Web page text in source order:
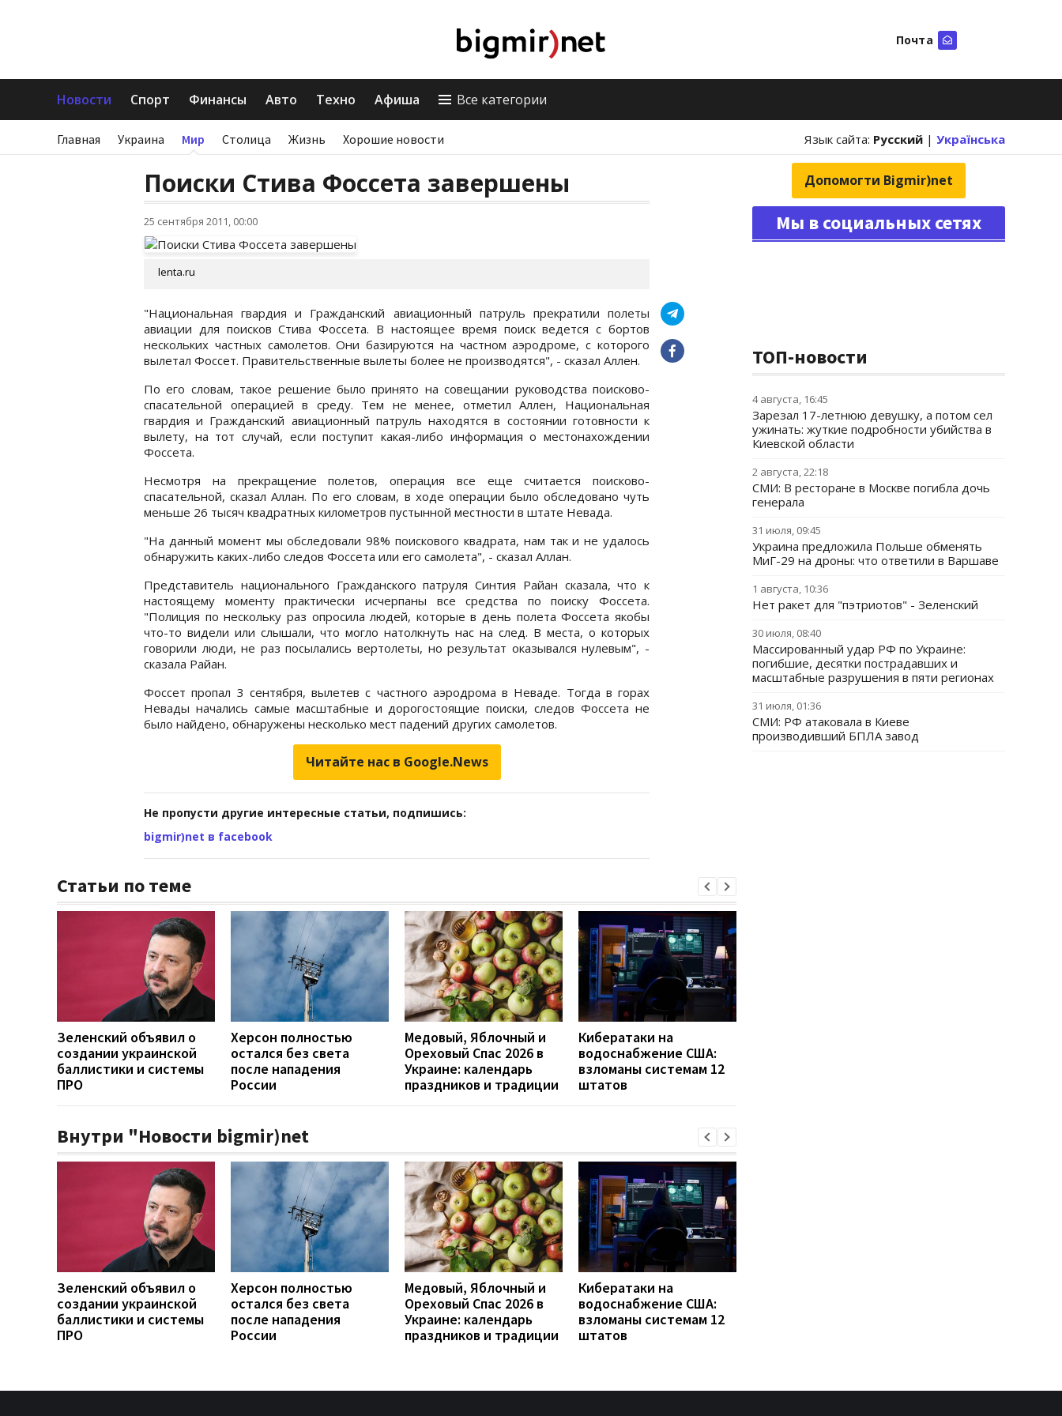
Почта
Новости Спорт Финансы Авто Техно Афиша Все категории
Главная Украина Мир Столица Жизнь Хорошие новости Язык сайта: Русский | Українська
Поиски Стива Фоссета завершены
25 сентября 2011, 00:00
lenta.ru
"Национальная гвардия и Гражданский авиационный патруль прекратили полеты
авиации для поисков Стива Фоссета. В настоящее время поиск ведется с бортов
нескольких частных самолетов. Они базируются на частном аэродроме, с которого
вылетал Фоссет. Правительственные вылеты более не производятся", - сказал Аллен.
По его словам, такое решение было принято на совещании руководства поисково-
спасательной операцией в среду. Тем не менее, отметил Аллен, Национальная
гвардия и Гражданский авиационный патруль находятся в состоянии готовности к
вылету, на тот случай, если поступит какая-либо информация о местонахождении
Фоссета.
Несмотря на прекращение полетов, операция все еще считается поисково-
спасательной, сказал Аллан. По его словам, в ходе операции было обследовано чуть
меньше 26 тысяч квадратных километров пустынной местности в штате Невада.
"На данный момент мы обследовали 98% поискового квадрата, нам так и не удалось
обнаружить каких-либо следов Фоссета или его самолета", - сказал Аллан.
Представитель национального Гражданского патруля Синтия Райан сказала, что к
настоящему моменту практически исчерпаны все средства по поиску Фоссета.
"Полиция по нескольку раз опросила людей, которые в день полета Фоссета якобы
что-то видели или слышали, что могло натолкнуть нас на след. В места, о которых
говорили люди, не раз посылались вертолеты, но результат оказывался нулевым", -
сказала Райан.
Фоссет пропал 3 сентября, вылетев с частного аэродрома в Неваде. Тогда в горах
Невады начались самые масштабные и дорогостоящие поиски, следов Фоссета не
было найдено, обнаружены несколько мест падений других самолетов.
Читайте нас в Google.News
Не пропусти другие интересные статьи, подпишись:
bigmir)net в facebook
Статьи по теме
Зеленский объявил о
создании украинской
баллистики и системы
ПРО
Херсон полностью
остался без света
после нападения
России
Медовый, Яблочный и
Ореховый Спас 2026 в
Украине: календарь
праздников и традиции
Кибератаки на
водоснабжение США:
взломаны системам 12
штатов
Внутри "Новости bigmir)net
Зеленский объявил о
создании украинской
баллистики и системы
ПРО
Херсон полностью
остался без света
после нападения
России
Медовый, Яблочный и
Ореховый Спас 2026 в
Украине: календарь
праздников и традиции
Кибератаки на
водоснабжение США:
взломаны системам 12
штатов
Допомогти Bigmir)net
Мы в социальных сетях
ТОП-новости
4 августа, 16:45
Зарезал 17-летнюю девушку, а потом сел
ужинать: жуткие подробности убийства в
Киевской области
2 августа, 22:18
СМИ: В ресторане в Москве погибла дочь
генерала
31 июля, 09:45
Украина предложила Польше обменять
МиГ-29 на дроны: что ответили в Варшаве
1 августа, 10:36
Нет ракет для "пэтриотов" - Зеленский
30 июля, 08:40
Массированный удар РФ по Украине:
погибшие, десятки пострадавших и
масштабные разрушения в пяти регионах
31 июля, 01:36
СМИ: РФ атаковала в Киеве
производивший БПЛА завод